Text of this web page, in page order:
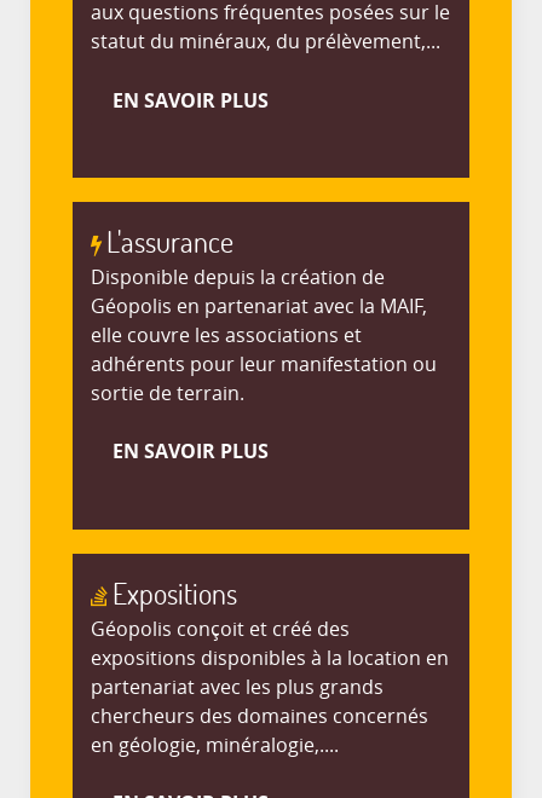
aux questions fréquentes posées sur le
statut du minéraux, du prélèvement,...
EN SAVOIR PLUS
L'assurance
Disponible depuis la création de
Géopolis en partenariat avec la MAIF,
elle couvre les associations et
adhérents pour leur manifestation ou
sortie de terrain.
EN SAVOIR PLUS
Expositions
Géopolis conçoit et créé des
expositions disponibles à la location en
partenariat avec les plus grands
chercheurs des domaines concernés
en géologie, minéralogie,....